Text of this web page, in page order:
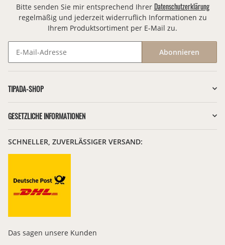
Bitte senden Sie mir entsprechend Ihrer Datenschutzerklärung
regelmäßig und jederzeit widerruflich Informationen zu
Ihrem Produktsortiment per E-Mail zu.
Abonnieren
TIPADA-SHOP
GESETZLICHE INFORMATIONEN
SCHNELLER, ZUVERLÄSSIGER VERSAND:
Das sagen unsere Kunden